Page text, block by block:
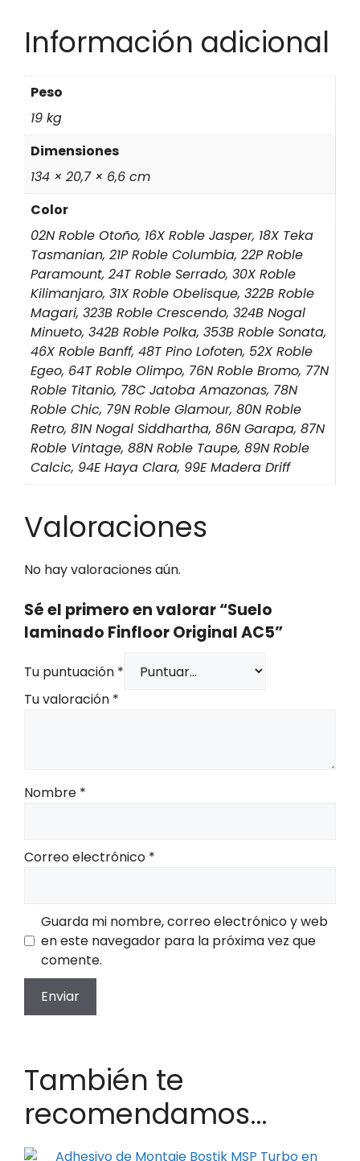
Información adicional
Peso
19 kg
Dimensiones
134 × 20,7 × 6,6 cm
Color
02N Roble Otoño, 16X Roble Jasper, 18X Teka
Tasmanian, 21P Roble Columbia, 22P Roble
Paramount, 24T Roble Serrado, 30X Roble
Kilimanjaro, 31X Roble Obelisque, 322B Roble
Magari, 323B Roble Crescendo, 324B Nogal
Minueto, 342B Roble Polka, 353B Roble Sonata,
46X Roble Banff, 48T Pino Lofoten, 52X Roble
Egeo, 64T Roble Olimpo, 76N Roble Bromo, 77N
Roble Titanio, 78C Jatoba Amazonas, 78N
Roble Chic, 79N Roble Glamour, 80N Roble
Retro, 81N Nogal Siddhartha, 86N Garapa, 87N
Roble Vintage, 88N Roble Taupe, 89N Roble
Calcic, 94E Haya Clara, 99E Madera Driff
Valoraciones
No hay valoraciones aún.
Sé el primero en valorar “Suelo
laminado Finfloor Original AC5”
Tu puntuación *
Tu valoración *
Nombre *
Correo electrónico *
Guarda mi nombre, correo electrónico y web
en este navegador para la próxima vez que
comente.
También te
recomendamos…
Este